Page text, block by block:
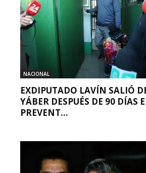
NACIONAL
EXDIPUTADO LAVÍN SALIÓ
YÁBER DESPUÉS DE 90 DÍAS
PREVENT...